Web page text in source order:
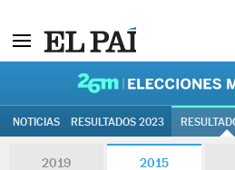
NOTICIAS RESULTADOS 2023
2019 2015